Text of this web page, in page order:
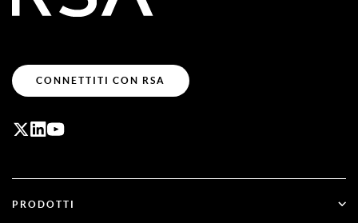
CONNETTITI CON RSA
PRODOTTI